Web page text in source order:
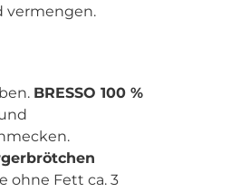
vermengen.
BRESSO 100 %
ohne Fett ca. 3